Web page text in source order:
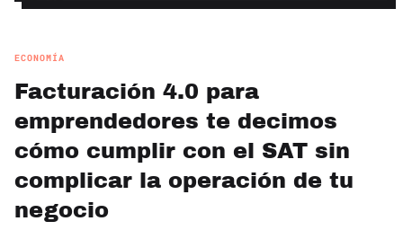
ECONOMÍA
Facturación 4.0 para
emprendedores te decimos
cómo cumplir con el SAT sin
complicar la operación de tu
negocio